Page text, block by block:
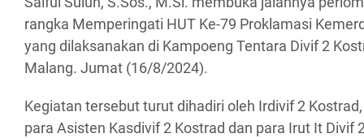
rangka Memperingati HUT Ke-79 Proklamasi
yang dilaksanakan di Kampoeng Tentara Divif 2
Malang. Jumat (16/8/2024).
Kegiatan tersebut turut dihadiri oleh Irdivif 2
para Asisten Kasdivif 2 Kostrad dan para Irut It Divif